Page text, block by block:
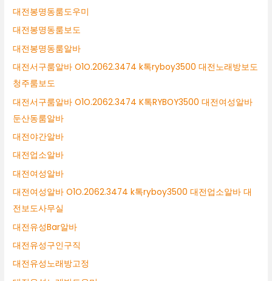
대전봉명동룸도우미
대전봉명동룸보도
대전봉명동룸알바
대전서구룸알바 O1O.2062.3474 k톡ryboy3500 대전노래방보도
청주룸보도
대전서구룸알바 O1O.2062.3474 K톡RYBOY3500 대전여성알바
둔산동룸알바
대전야간알바
대전업소알바
대전여성알바
대전여성알바 O1O.2062.3474 k톡ryboy3500 대전업소알바 대
전보도사무실
대전유성Bar알바
대전유성구인구직
대전유성노래방고정